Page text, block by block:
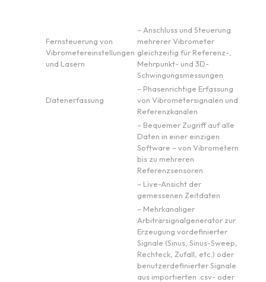
Fernsteuerung von
Vibrometereinstellungen
und Lasern
– Anschluss und Steuerung
mehrerer Vibrometer
gleichzeitig für Referenz-,
Mehrpunkt- und 3D-
Schwingungsmessungen
Datenerfassung
– Phasenrichtige Erfassung
von Vibrometersignalen und
Referenzkanälen
– Bequemer Zugriff auf alle
Daten in einer einzigen
Software – von Vibrometern
bis zu mehreren
Referenzsensoren
– Live-Ansicht der
gemessenen Zeitdaten
– Mehrkanaliger
Arbiträrsignalgenerator zur
Erzeugung vordefinierter
Signale (Sinus, Sinus-Sweep,
Rechteck, Zufall, etc.) oder
benutzerdefinierter Signale
aus importierten .csv- oder